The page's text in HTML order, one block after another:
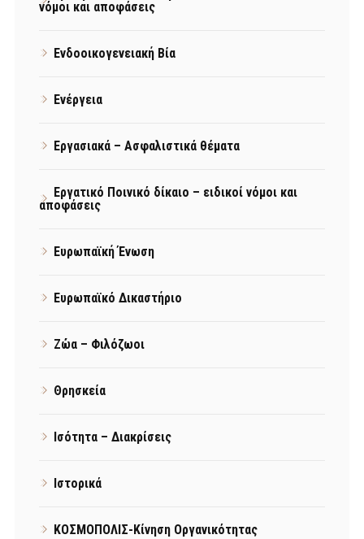
νόμοι και αποφάσεις
Ενδοοικογενειακή Βία
Ενέργεια
Εργασιακά – Ασφαλιστικά θέματα
Εργατικό Ποινικό δίκαιο – ειδικοί νόμοι και
αποφάσεις
Ευρωπαϊκή Ένωση
Ευρωπαϊκό Δικαστήριο
Ζώα – Φιλόζωοι
Θρησκεία
Ισότητα – Διακρίσεις
Ιστορικά
ΚΟΣΜΟΠΟΛΙΣ-Κίνηση Οργανικότητας